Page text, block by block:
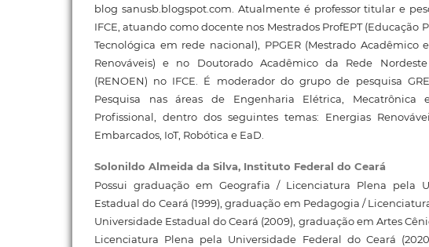
blog sanusb.blogspot.com. Atualmente é professor titular e
IFCE, atuando como docente nos Mestrados ProfEPT (Educação
Tecnológica em rede nacional), PPGER (Mestrado Acadêmico
Renováveis) e no Doutorado Acadêmico da Rede
(RENOEN) no IFCE. É moderador do grupo de pesquisa
Pesquisa nas áreas de Engenharia Elétrica, Mecatrônica
Profissional, dentro dos seguintes temas: Energias
Embarcados, IoT, Robótica e EaD.
Solonildo Almeida da Silva, Instituto Federal do Ceará
Possui graduação em Geografia / Licenciatura Plena pela
Estadual do Ceará (1999), graduação em Pedagogia /
Universidade Estadual do Ceará (2009), graduação em Artes
Licenciatura Plena pela Universidade Federal do Ceará